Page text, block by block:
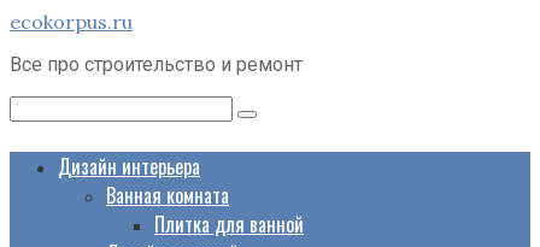
Перейти
контенту
ecokorpus.ru
Все про строительство и ремонт
Дизайн интерьера
Ванная комната
Плитка для ванной